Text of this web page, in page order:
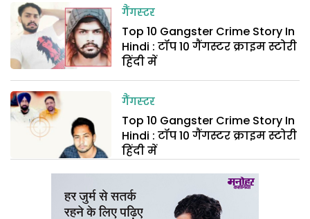
गैंगस्टर
Top 10 Gangster Crime Story In
Hindi : टॉप 10 गैंगस्टर क्राइम स्टोरी
हिंदी में
गैंगस्टर
Top 10 Gangster Crime Story In
Hindi : टॉप 10 गैंगस्टर क्राइम स्टोरी
हिंदी में